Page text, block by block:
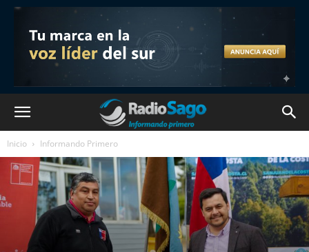
Inicio Informando Primero